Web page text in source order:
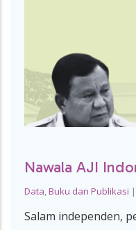
Nawala AJI
Data,Buku dan Publikasi |
Salam independen,